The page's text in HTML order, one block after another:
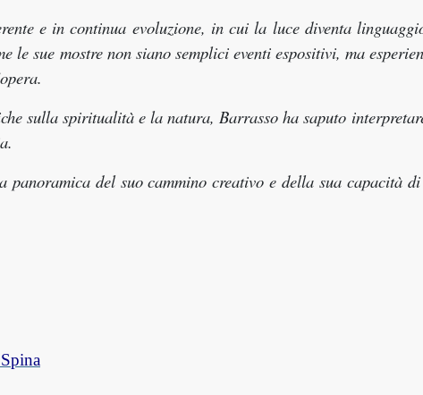
e in continua evoluzione, in cui la luce diventa
sue mostre non siano semplici eventi espositivi, ma
sulla spiritualità e la natura, Barrasso ha saputo
del suo cammino creativo e della sua capacità